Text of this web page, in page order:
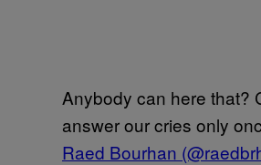
Anybody can here that?
answer our cries only
Raed Bourhan